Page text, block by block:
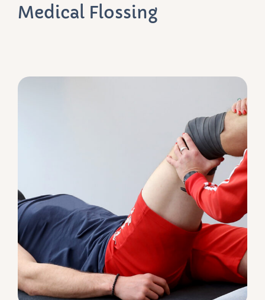
Medical Flossing